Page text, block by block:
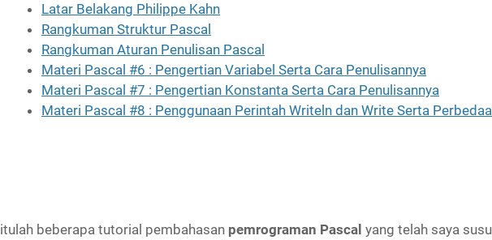
Latar Belakang Philippe Kahn
Rangkuman Struktur Pascal
Rangkuman Aturan Penulisan Pascal
Materi Pascal #6 : Pengertian Variabel Serta Cara Penulisannya
Materi Pascal #7 : Pengertian Konstanta Serta Cara Penulisannya
Materi Pascal #8 : Penggunaan Perintah Writeln dan Write Serta
itulah beberapa tutorial pembahasan pemrograman Pascal yang telah saya